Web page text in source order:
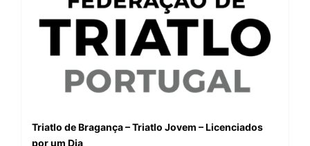
Triatlo de Bragança – Triatlo Jovem – Licenciados
por um Dia